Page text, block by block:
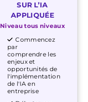
SUR L’IA
APPLIQUÉE
Niveau tous niveaux
Commencez
par
comprendre les
enjeux et
opportunités de
l'implémentation
de l'IA en
entreprise